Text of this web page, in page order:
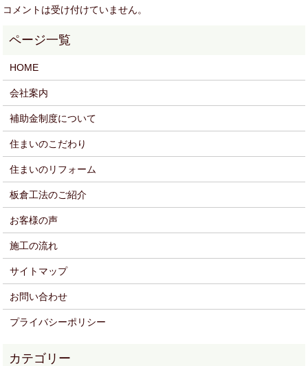
コメントは受け付けていません。
HOME
会社案内
補助金制度について
住まいのこだわり
住まいのリフォーム
板倉工法のご紹介
お客様の声
施工の流れ
サイトマップ
お問い合わせ
プライバシーポリシー